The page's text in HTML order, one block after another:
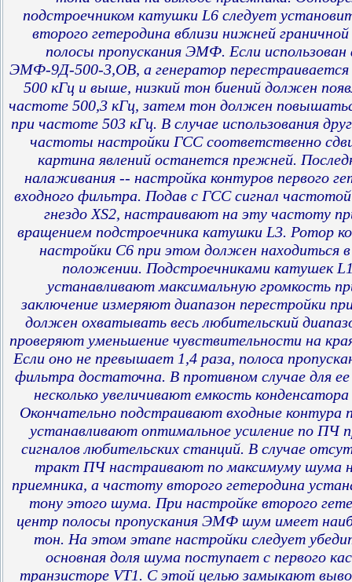
подстроечником катушки L6 следует
второго гетеродина вблизи нижней
полосы пропускания ЭМФ. Если
ЭМФ-9Д-500-3,ОВ, а генератор
500 кГц и выше, низкий тон биений должен
частоте 500,3 кГц, затем тон должен
при частоте 503 кГц. В случае использования
частоты настройки ГСС соответственно
картина явлений останется прежней.
налаживания -- настройка контуров первого
входного фильтра. Подав с ГСС сигнал
гнездо XS2, настраивают на эту частоту
вращением подстроечника катушки L3. Ротор
настройки С6 при этом должен находиться
положении. Подстроечниками катушек
устанавливают максимальную громкость
заключение измеряют диапазон перестройки
должен охватывать весь любительский
проверяют уменьшение чувствительности на
Если оно не превышает 1,4 раза, полоса
фильтра достаточна. В противном случае для
несколько увеличивают емкость
Окончательно подстраивают входные контура
устанавливают оптимальное усиление по ПЧ
сигналов любительских станций. В случае
тракт ПЧ настраивают по максимуму шума
приемника, а частоту второго гетеродина
тону этого шума. При настройке второго
центр полосы пропускания ЭМФ шум имеет
тон. На этом этапе настройки следует
основная доля шума поступает с первого
транзисторе VT1. С этой целью замыкают